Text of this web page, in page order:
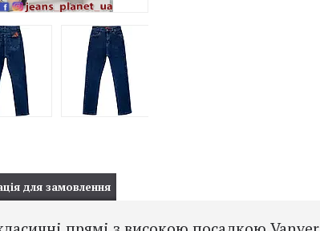
для замовлення